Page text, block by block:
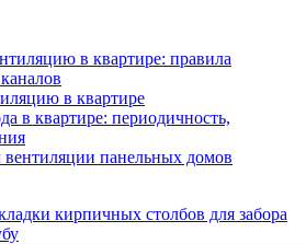
в квартире: правила
в квартире
в квартире: периодичность,
панельных домов
кирпичных столбов для забора